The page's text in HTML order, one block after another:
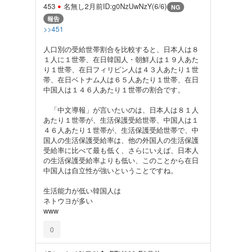
453 名無し2月前ID:g0NzUwNzY(6/6) NG
報告
>>451
人口別の受給世帯割合を比較すると、日本人は８
１人に１世帯、在日韓国人・朝鮮人は１９人あた
り１世帯、在日フィリピン人は４３人あたり１世
帯、在日ベトナム人は６５人あたり１世帯、在日
中国人は１４６人あたり１世帯の割合です。
「中文導報」が言いたいのは、日本人は８１人
あたり１世帯が、生活保護受給世帯、中国人は１
４６人あたり１世帯が、生活保護受給世帯で、中
国人の生活保護受給率は、他の外国人の生活保護
受給率に比べて最も低く、さらにいえば、日本人
の生活保護受給率よりも低い、このことから在日
中国人は自立性が強いということですね。
生活能力が低い韓国人は
ネトウヨが多い
www
0